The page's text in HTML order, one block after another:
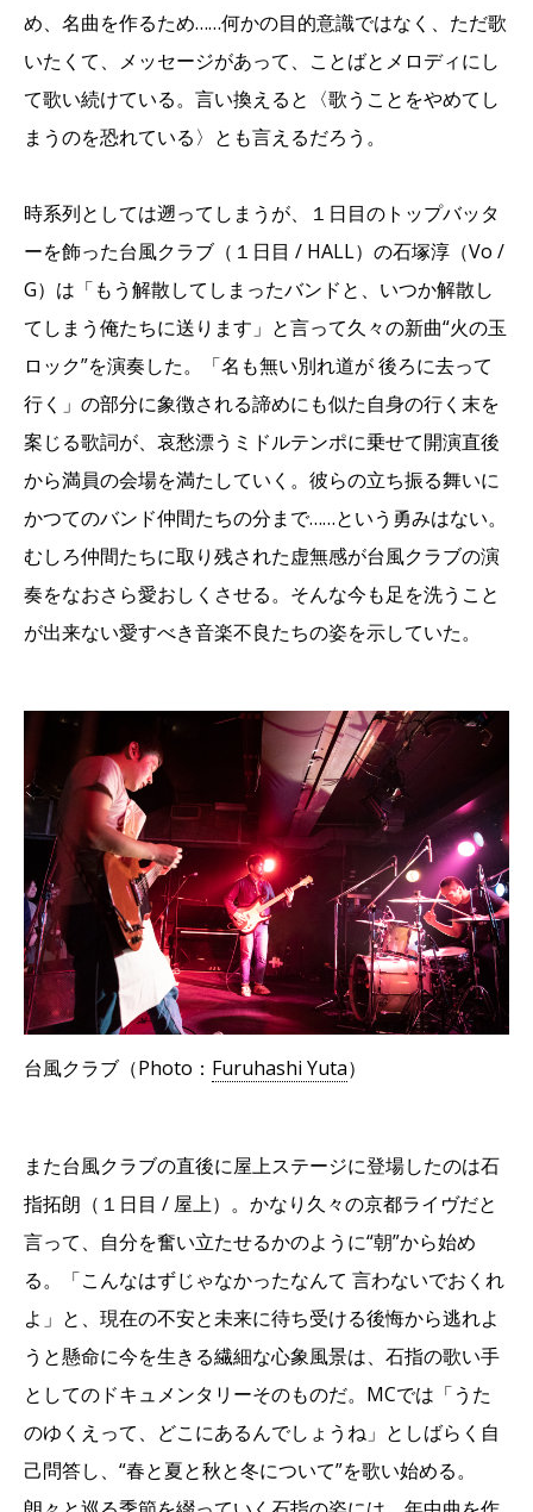
め、名曲を作るため……何かの目的意識ではなく、ただ歌
いたくて、メッセージがあって、ことばとメロディにし
て歌い続けている。言い換えると〈歌うことをやめてし
まうのを恐れている〉とも言えるだろう。
時系列としては遡ってしまうが、１日目のトップバッタ
ーを飾った台風クラブ（１日目 / HALL）の石塚淳（Vo /
G）は「もう解散してしまったバンドと、いつか解散し
てしまう俺たちに送ります」と言って久々の新曲“火の玉
ロック”を演奏した。「名も無い別れ道が 後ろに去って
行く」の部分に象徴される諦めにも似た自身の行く末を
案じる歌詞が、哀愁漂うミドルテンポに乗せて開演直後
から満員の会場を満たしていく。彼らの立ち振る舞いに
かつてのバンド仲間たちの分まで……という勇みはない。
むしろ仲間たちに取り残された虚無感が台風クラブの演
奏をなおさら愛おしくさせる。そんな今も足を洗うこと
が出来ない愛すべき音楽不良たちの姿を示していた。
台風クラブ（Photo： Furuhashi Yuta）
また台風クラブの直後に屋上ステージに登場したのは石
指拓朗（１日目 / 屋上）。かなり久々の京都ライヴだと
言って、自分を奮い立たせるかのように“朝”から始め
る。「こんなはずじゃなかったなんて 言わないでおくれ
よ」と、現在の不安と未来に待ち受ける後悔から逃れよ
うと懸命に今を生きる繊細な心象風景は、石指の歌い手
としてのドキュメンタリーそのものだ。MCでは「うた
のゆくえって、どこにあるんでしょうね」としばらく自
己問答し、“春と夏と秋と冬について”を歌い始める。